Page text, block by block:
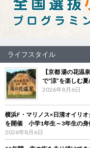
ライフスタイル
【京都 湯の花温
で“涼”を楽しむ
2026年8月6日
横浜F・マリノス×日清オイリ
を開催 小学1年生～3年生の身
2026年8月6日